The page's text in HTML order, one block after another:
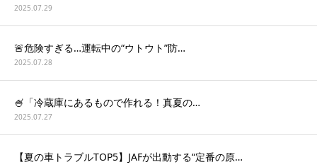
2025.07.29
🚨危険すぎる…運転中の“ウトウト”防…
2025.07.28
🍧「冷蔵庫にあるもので作れる！真夏の…
2025.07.27
【夏の車トラブルTOP5】JAFが出動する“定番の原…